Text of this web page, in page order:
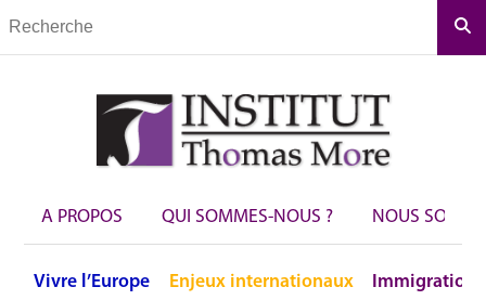
A PROPOS QUI SOMMES-NOUS ? NOUS
Vivre l’Europe Enjeux internationaux Immigration